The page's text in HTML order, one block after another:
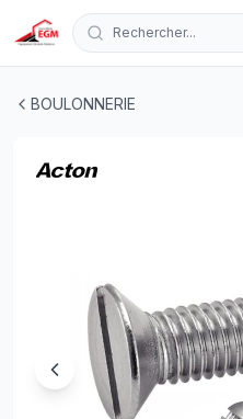
Rechercher...
BOULONNERIE